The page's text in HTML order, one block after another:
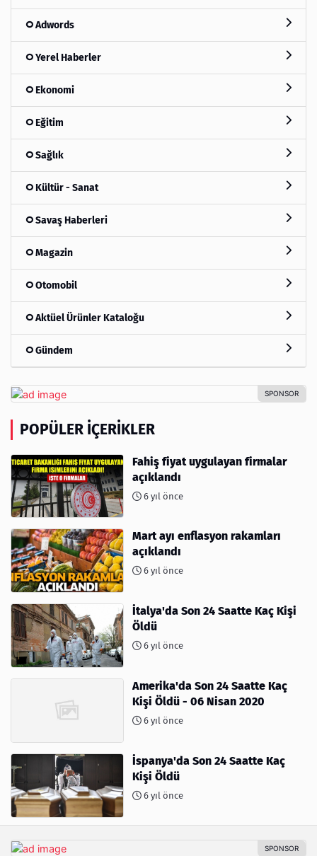
Adwords
Yerel Haberler
Ekonomi
Eğitim
Sağlık
Kültür - Sanat
Savaş Haberleri
Magazin
Otomobil
Aktüel Ürünler Kataloğu
Gündem
POPÜLER İÇERIKLER
Fahiş fiyat uygulayan firmalar
açıklandı
6 yıl önce
Mart ayı enflasyon rakamları
açıklandı
6 yıl önce
İtalya'da Son 24 Saatte Kaç Kişi
Öldü
6 yıl önce
Amerika'da Son 24 Saatte Kaç
Kişi Öldü - 06 Nisan 2020
6 yıl önce
İspanya'da Son 24 Saatte Kaç
Kişi Öldü
6 yıl önce